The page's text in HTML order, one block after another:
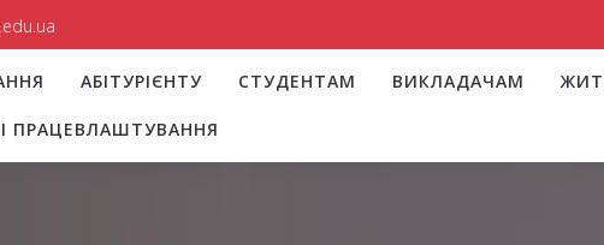
АБІТУРІЄНТУ СТУДЕНТАМ ВИКЛАДАЧАМ
ПРАЦЕВЛАШТУВАННЯ